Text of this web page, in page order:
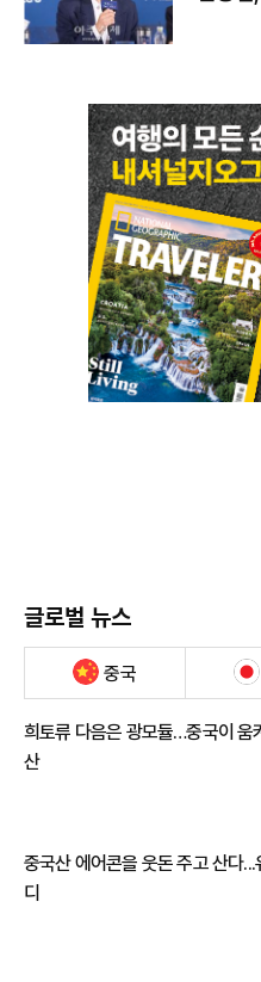
글로벌 뉴스
중국
희토류 다음은 광모듈…중국이 움
산
중국산 에어콘을 웃돈 주고 산다...
디